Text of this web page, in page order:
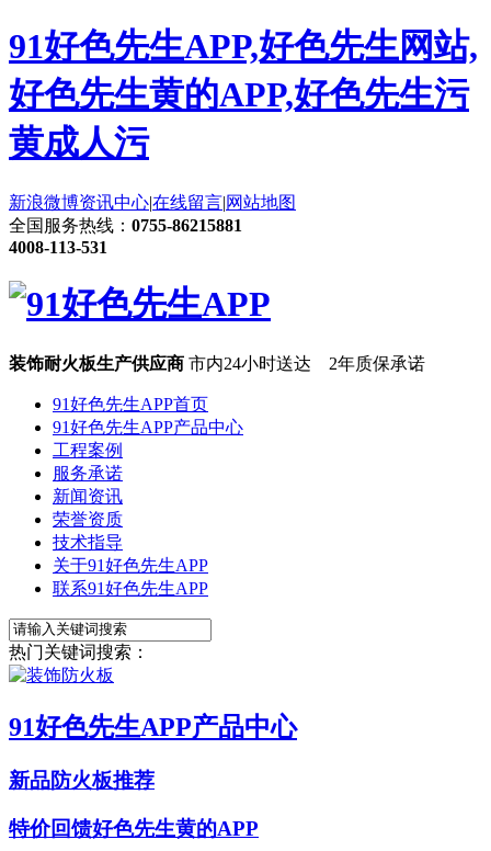
91好色先生APP,好色先生网站,
好色先生黄的APP,好色先生污
黄成人污
新浪微博资讯中心|在线留言|网站地图
全国服务热线： 0755-86215881
4008-113-531
装饰耐火板生产供应商 市内24小时送达 2年质保承诺
91好色先生APP首页
91好色先生APP产品中心
工程案例
服务承诺
新闻资讯
荣誉资质
技术指导
关于91好色先生APP
联系91好色先生APP
热门关键词搜索：
91好色先生APP产品中心
新品防火板推荐
特价回馈好色先生黄的APP